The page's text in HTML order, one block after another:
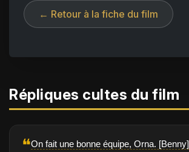
← Retour à la fiche du film
Répliques cultes du film
❝On fait une bonne équipe, Orna. [Benny]